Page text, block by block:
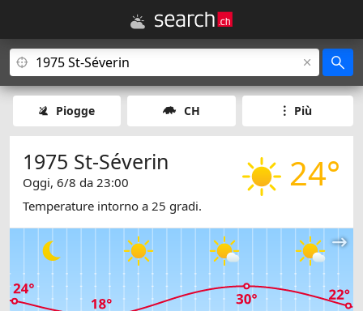
Piogge CH Più
24°
1975 St-Séverin
Oggi, 6/8 da 23:00
Temperature intorno a 25 gradi.